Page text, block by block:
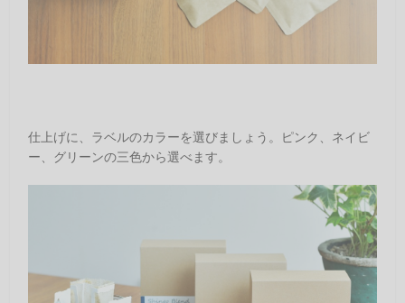
仕上げに、ラベルのカラーを選びましょう。ピンク、ネイビ
ー、グリーンの三色から選べます。